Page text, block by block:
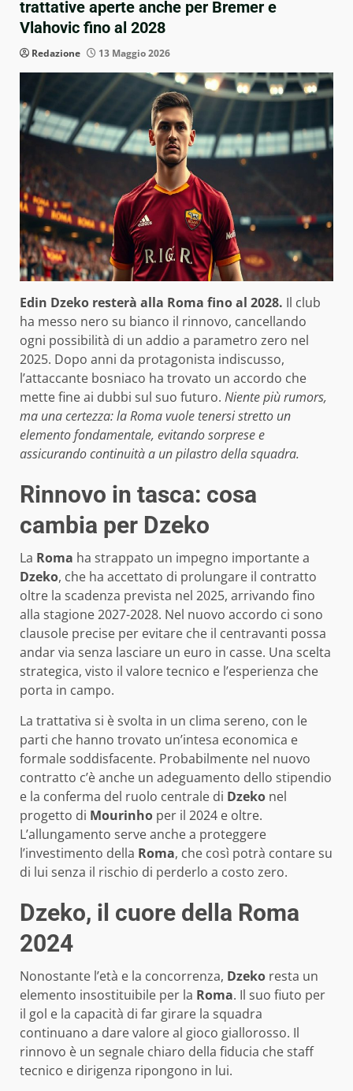
trattative aperte anche per Bremer e
Vlahovic fino al 2028
Redazione 13 Maggio 2026
Edin Dzeko resterà alla Roma fino al 2028. Il club
ha messo nero su bianco il rinnovo, cancellando
ogni possibilità di un addio a parametro zero nel
2025. Dopo anni da protagonista indiscusso,
l’attaccante bosniaco ha trovato un accordo che
mette fine ai dubbi sul suo futuro. Niente più rumors,
ma una certezza: la Roma vuole tenersi stretto un
elemento fondamentale, evitando sorprese e
assicurando continuità a un pilastro della squadra.
Rinnovo in tasca: cosa
cambia per Dzeko
La Roma ha strappato un impegno importante a
Dzeko, che ha accettato di prolungare il contratto
oltre la scadenza prevista nel 2025, arrivando fino
alla stagione 2027-2028. Nel nuovo accordo ci sono
clausole precise per evitare che il centravanti possa
andar via senza lasciare un euro in casse. Una scelta
strategica, visto il valore tecnico e l’esperienza che
porta in campo.
La trattativa si è svolta in un clima sereno, con le
parti che hanno trovato un’intesa economica e
formale soddisfacente. Probabilmente nel nuovo
contratto c’è anche un adeguamento dello stipendio
e la conferma del ruolo centrale di Dzeko nel
progetto di Mourinho per il 2024 e oltre.
L’allungamento serve anche a proteggere
l’investimento della Roma, che così potrà contare su
di lui senza il rischio di perderlo a costo zero.
Dzeko, il cuore della Roma
2024
Nonostante l’età e la concorrenza, Dzeko resta un
elemento insostituibile per la Roma. Il suo fiuto per
il gol e la capacità di far girare la squadra
continuano a dare valore al gioco giallorosso. Il
rinnovo è un segnale chiaro della fiducia che staff
tecnico e dirigenza ripongono in lui.